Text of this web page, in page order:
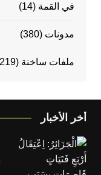
في القمة (14)
مدونات (380)
ملفات ساخنة (8٬219)
أخر الأخبار